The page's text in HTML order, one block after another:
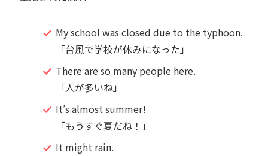
My school was closed due to the typhoon.
「台風で学校が休みになった」
There are so many people here.
「人が多いね」
It’s almost summer!
「もうすぐ夏だね！」
It might rain.